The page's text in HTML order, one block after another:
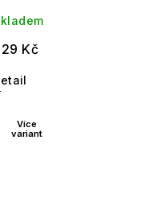
Kč
Více
variant